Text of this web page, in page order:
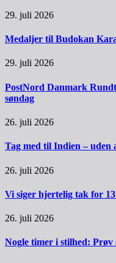
29. juli 2026
Medaljer til Budokan
29. juli 2026
PostNord Danmark
søndag
26. juli 2026
Tag med til Indien – uden
26. juli 2026
Vi siger hjertelig tak for
26. juli 2026
Nogle timer i stilhed: